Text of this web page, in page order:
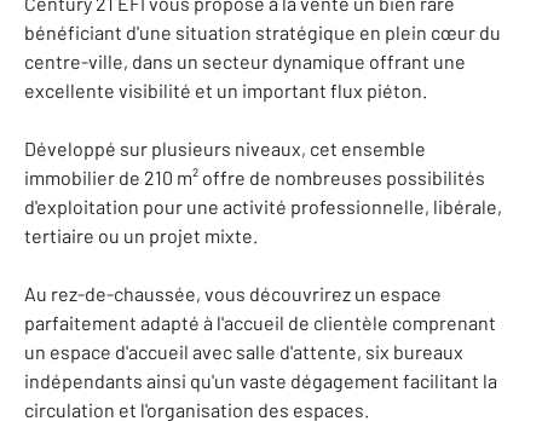
bénéficiant d'une situation stratégique en plein cœur du
centre-ville, dans un secteur dynamique offrant une
excellente visibilité et un important flux piéton.
Développé sur plusieurs niveaux, cet ensemble
immobilier de 210 m² offre de nombreuses possibilités
d'exploitation pour une activité professionnelle, libérale,
tertiaire ou un projet mixte.
Au rez-de-chaussée, vous découvrirez un espace
parfaitement adapté à l'accueil de clientèle comprenant
un espace d'accueil avec salle d'attente, six bureaux
indépendants ainsi qu'un vaste dégagement facilitant la
circulation et l'organisation des espaces.